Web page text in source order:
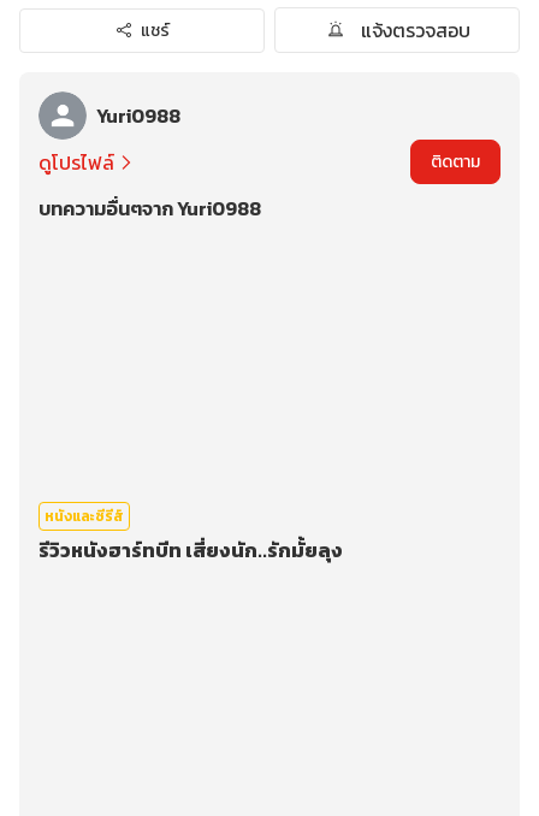
แชร์ แจ้งตรวจสอบ
Yuri0988
ดูโปรไฟล์
ติดตาม
บทความอื่นๆจาก Yuri0988
หนังและซีรีส์
รีวิวหนังฮาร์ทบีท เสี่ยงนัก..รักมั้ยลุง